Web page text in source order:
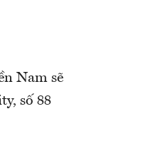
Nam sẽ
số 88